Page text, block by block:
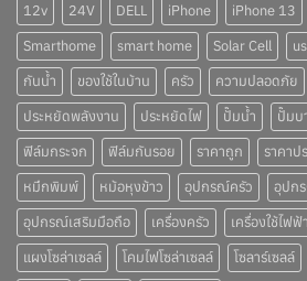
12v 24V DELL iPhone iPhone 13
Smarthome
smart home Solar Cell
กันน้ำ
ของใช้ในบ้าน ครัว ความปลอดภัย
ประหยัดพลังงาน
ประหยัดไฟ ปั๊มน้ำ ปั๊มบ
ฟิล์มกระจก
ฟิล์มกันรอย ราคาถูก ราคาป
หมึกพิมพ์
หม้อหุงข้าว อุปกรณ์ครัว
อุปก
อุปกรณ์เสริมมือถือ
เครื่องครัว เครื่องใช้ไฟฟ้า
แผงโซล่าเซลล์
โคมไฟโซล่าเซลล์ โซลาร์เซลล์